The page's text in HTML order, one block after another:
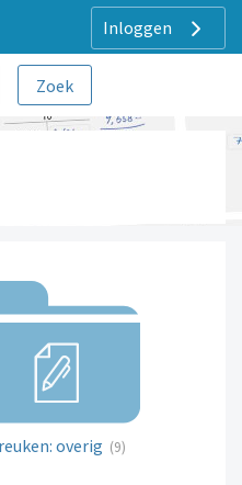
Inloggen
overig (9)